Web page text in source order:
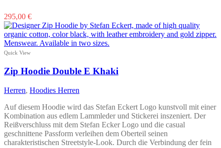
295,00 €Dieses
Produkt
weist
mehrere
Die
Optionen
können
auf
der
Produktseite
gewählt
werden
Quick View
Zip Hoodie Double E Khaki
Herren, Hoodies Herren
Auf diesem Hoodie wird das Stefan Eckert Logo kunstvoll mit einer
Kombination aus edlem Lammleder und Stickerei inszeniert. Der
Reißverschluss mit dem Stefan Ecker Logo und die casual
geschnittene Passform verleihen dem Oberteil seinen
charakteristischen Streetstyle-Look. Durch die Verbindung der fein